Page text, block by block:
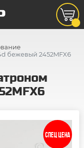
бежевый 2452MFX6
СПЕЦ ЦЕНА